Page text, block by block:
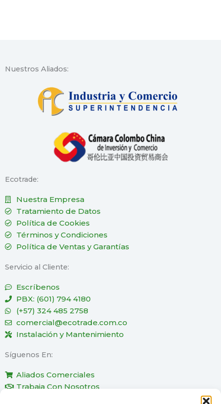
Nuestros Aliados:
Ecotrade:
Nuestra Empresa
Tratamiento de Datos
Política de Cookies
Términos y Condiciones
Política de Ventas y Garantías
Servicio al Cliente:
Escríbenos
PBX: (601) 794 4180
(+57) 324 485 2758
comercial@ecotrade.com.co
Instalación y Mantenimiento
Síguenos En:
Aliados Comerciales
Trabaja Con Nosotros